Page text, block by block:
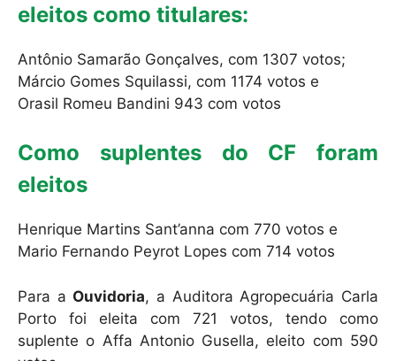
eleitos como titulares:
Antônio Samarão Gonçalves, com 1307 votos;
Márcio Gomes Squilassi, com 1174 votos e
Orasil Romeu Bandini 943 com votos
Como suplentes do CF foram
eleitos
Henrique Martins Sant’anna com 770 votos e
Mario Fernando Peyrot Lopes com 714 votos
Para a Ouvidoria, a Auditora Agropecuária Carla
Porto foi eleita com 721 votos, tendo como
suplente o Affa Antonio Gusella, eleito com 590